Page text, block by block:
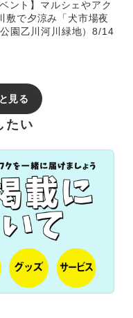
ント】マルシェやアク
敷で夕涼み「犬市場夜
園乙川河川緑地）8/14
見る
たい